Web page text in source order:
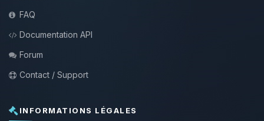
FAQ
Documentation API
Forum
Contact / Support
INFORMATIONS LÉGALES